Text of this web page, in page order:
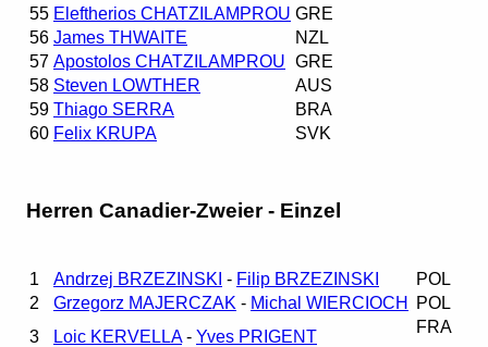
55 Eleftherios CHATZILAMPROU GRE
56 James THWAITE
NZL
57 Apostolos CHATZILAMPROU GRE
58 Steven LOWTHER
AUS
59 Thiago SERRA
BRA
60 Felix KRUPA SVK
Herren Canadier-Zweier - Einzel
1 Andrzej BRZEZINSKI - Filip BRZEZINSKI
POL
2
Grzegorz MAJERCZAK - Michal WIERCIOCH
POL
3
Loic KERVELLA- Yves PRIGENT
FRA